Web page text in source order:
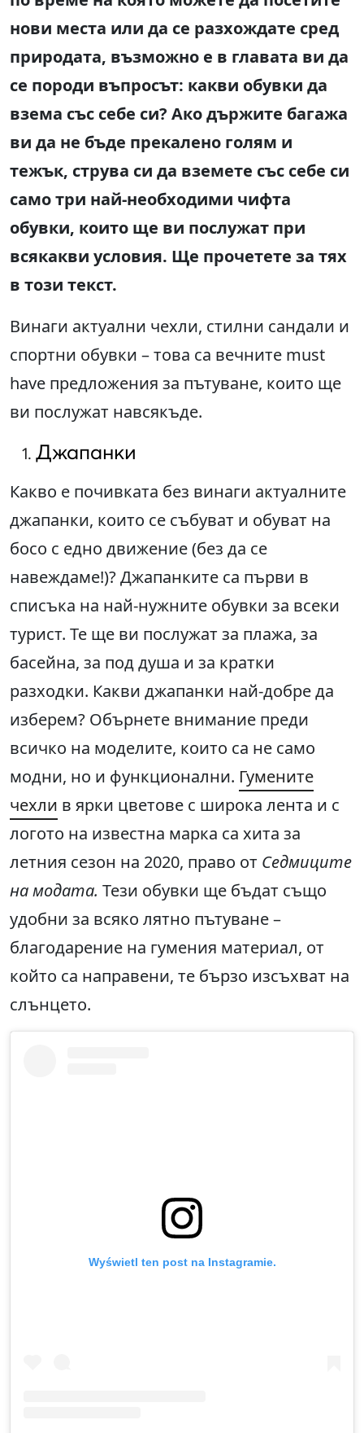
нови места или да се разхождате сред
природата, възможно е в главата ви да
се породи въпросът: какви обувки да
взема със себе си? Ако държите багажа
ви да не бъде прекалено голям и
тежък, струва си да вземете със себе си
само три най-необходими чифта
обувки, които ще ви послужат при
всякакви условия. Ще прочетете за тях
в този текст.
Винаги актуални чехли, стилни сандали и
спортни обувки – това са вечните must
have предложения за пътуване, които ще
ви послужат навсякъде.
Джапанки
Какво е почивката без винаги актуалните
джапанки, които се събуват и обуват на
босо с едно движение (без да се
навеждаме!)? Джапанките са първи в
списъка на най-нужните обувки за всеки
турист. Те ще ви послужат за плажа, за
басейна, за под душа и за кратки
разходки. Какви джапанки най-добре да
изберем? Обърнете внимание преди
всичко на моделите, които са не само
модни, но и функционални. Гумените
чехли в ярки цветове с широка лента и с
логото на известна марка са хита за
летния сезон на 2020, право от Седмиците
на модата. Тези обувки ще бъдат също
удобни за всяко лятно пътуване –
благодарение на гумения материал, от
който са направени, те бързо изсъхват на
слънцето.
Wyświetl ten post na Instagramie.